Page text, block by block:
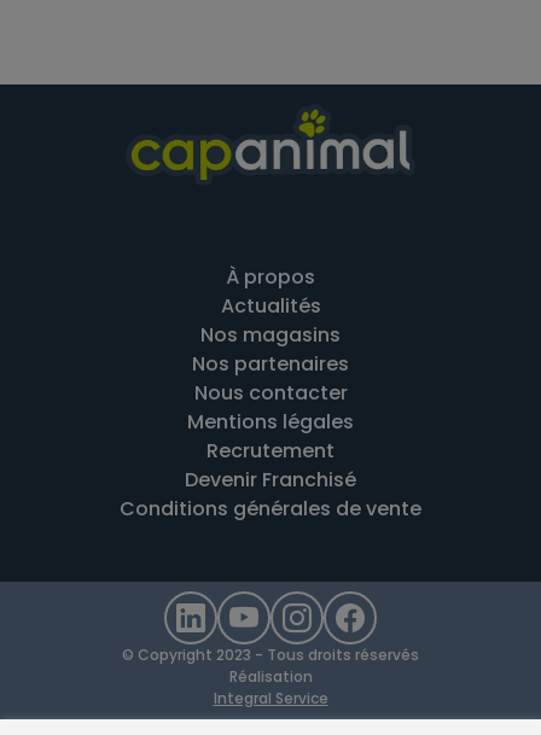
À propos
Actualités
Nos magasins
Nos partenaires
Nous contacter
Mentions légales
Recrutement
Devenir Franchisé
Conditions générales de vente
© Copyright 2023 - Tous droits réservés
Réalisation
Integral Service